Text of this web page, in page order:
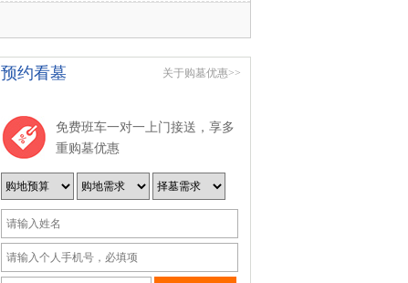
预约看墓 关于购墓优惠>>
免费班车一对一上门接送，享多
重购墓优惠